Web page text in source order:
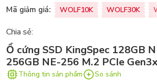
Mã giảm giá: WOLF10K WOLF30K
Chia sẻ:
Ổ cứng SSD KingSpec 128GB
256GB NE-256 M.2 PCIe
Thông tin sản phẩm So sánh